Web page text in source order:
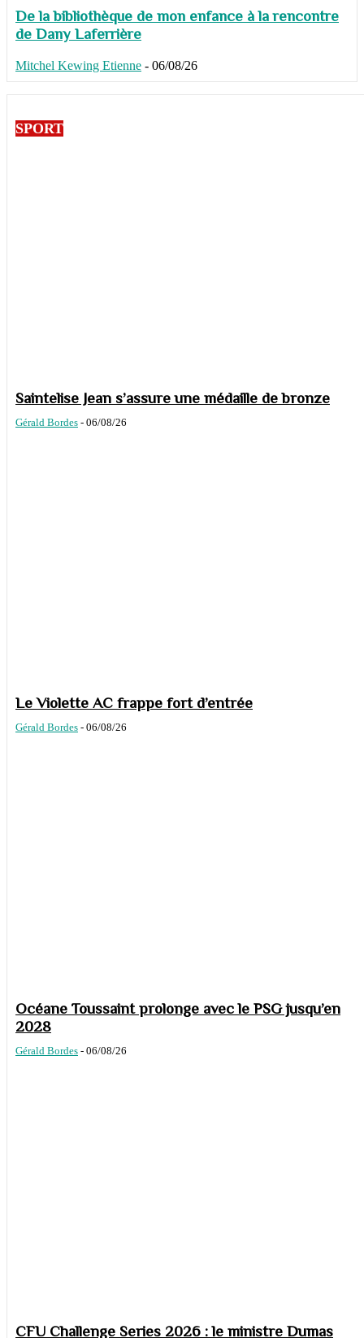
De la bibliothèque de mon enfance à la rencontre
de Dany Laferrière
Mitchel Kewing Etienne - 06/08/26
SPORT
Saintelise Jean s’assure une médaille de bronze
Gérald Bordes - 06/08/26
Le Violette AC frappe fort d’entrée
Gérald Bordes - 06/08/26
Océane Toussaint prolonge avec le PSG jusqu’en
2028
Gérald Bordes - 06/08/26
CFU Challenge Series 2026 : le ministre Dumas